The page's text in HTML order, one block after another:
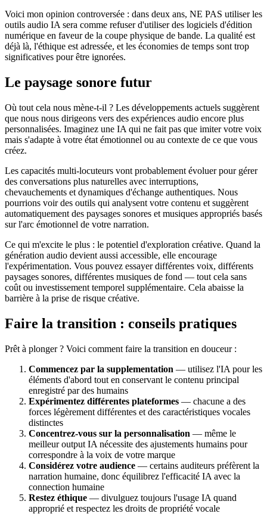
Voici mon opinion controversée : dans deux ans, NE PAS utiliser les
outils audio IA sera comme refuser d'utiliser des logiciels d'édition
numérique en faveur de la coupe physique de bande. La qualité est
déjà là, l'éthique est adressée, et les économies de temps sont trop
significatives pour être ignorées.
Le paysage sonore futur
Où tout cela nous mène-t-il ? Les développements actuels suggèrent
que nous nous dirigeons vers des expériences audio encore plus
personnalisées. Imaginez une IA qui ne fait pas que imiter votre voix
mais s'adapte à votre état émotionnel ou au contexte de ce que vous
créez.
Les capacités multi-locuteurs vont probablement évoluer pour gérer
des conversations plus naturelles avec interruptions,
chevauchements et dynamiques d'échange authentiques. Nous
pourrions voir des outils qui analysent votre contenu et suggèrent
automatiquement des paysages sonores et musiques appropriés basés
sur l'arc émotionnel de votre narration.
Ce qui m'excite le plus : le potentiel d'exploration créative. Quand la
génération audio devient aussi accessible, elle encourage
l'expérimentation. Vous pouvez essayer différentes voix, différents
paysages sonores, différentes musiques de fond — tout cela sans
coût ou investissement temporel supplémentaire. Cela abaisse la
barrière à la prise de risque créative.
Faire la transition : conseils pratiques
Prêt à plonger ? Voici comment faire la transition en douceur :
Commencez par la supplementation — utilisez l'IA pour les
éléments d'abord tout en conservant le contenu principal
enregistré par des humains
Expérimentez différentes plateformes — chacune a des
forces légèrement différentes et des caractéristiques vocales
distinctes
Concentrez-vous sur la personnalisation — même le
meilleur output IA nécessite des ajustements humains pour
correspondre à la voix de votre marque
Considérez votre audience — certains auditeurs préfèrent la
narration humaine, donc équilibrez l'efficacité IA avec la
connection humaine
Restez éthique — divulguez toujours l'usage IA quand
approprié et respectez les droits de propriété vocale